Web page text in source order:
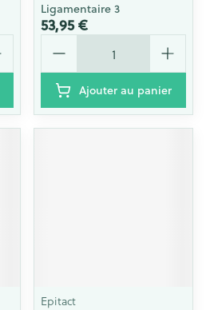
Ligamentaire 3
53,95 €
Quantité
Ajouter au panier
Epitact